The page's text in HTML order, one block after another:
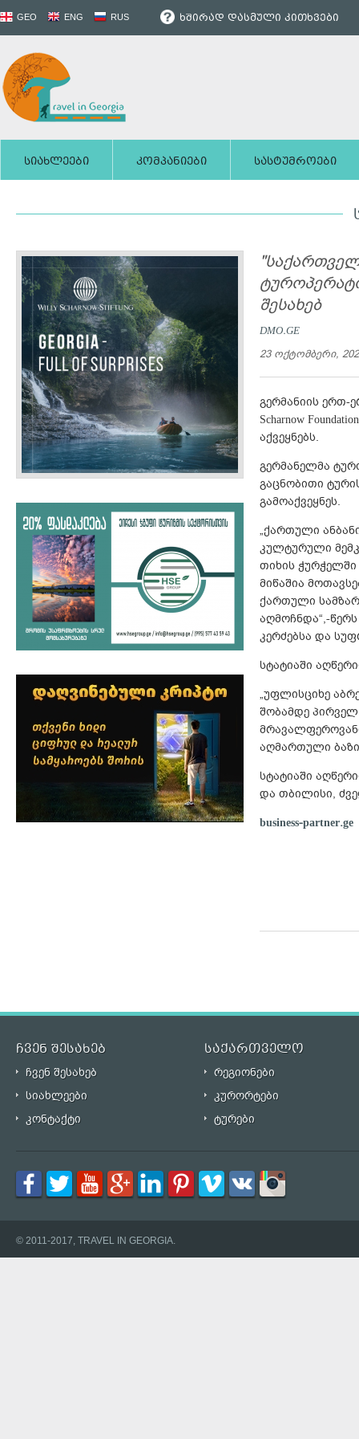
GEO ENG RUS ხშირად დასმული კითხვები
სიახლეები კომპანიები სასტუმროები
შესახებ
DMO.GE
23 ოქტომბერი,
გერმანიის
Scharnow
აქვეყნებს.
გერმანელმა
გაცნობითი
გამოაქვეყნეს.
„ქართული
კულტურული
თიხის ჭურჭელში
მიწაშია
ქართული
აღმოჩნდა“,-
კერძებსა და
სტატიაში
„უფლისციხე
შობამდე
აღმართული
სტატიაში
და თბილისი,
business-partner.ge
ჩვენ შესახებ საქართველო
ჩვენ შესახებ
რეგიონები
სიახლეები
კურორტები
კონტაქტი
ტურები
© 2011-2017, TRAVEL IN GEORGIA.